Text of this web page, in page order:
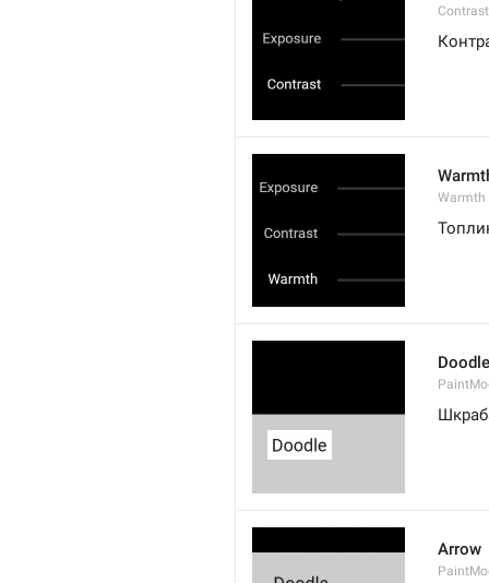
Contrast
Warmth
Doodle
Arrow